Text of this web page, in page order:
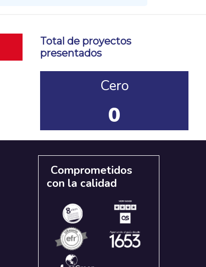
Total de proyectos
presentados
Cero
0
Comprometidos
con la calidad